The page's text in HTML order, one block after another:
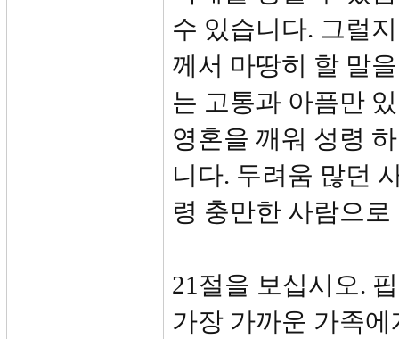
수 있습니다. 그럴
께서 마땅히 할 말
는 고통과 아픔만
영혼을 깨워 성령
니다. 두려움 많던
령 충만한 사람으
21절을 보십시오.
가장 가까운 가족